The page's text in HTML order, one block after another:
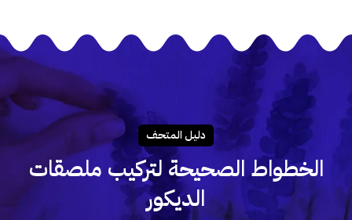
دليـل المتحـف
الخطواط الصحيحة لتركيب ملصقات
الديكور